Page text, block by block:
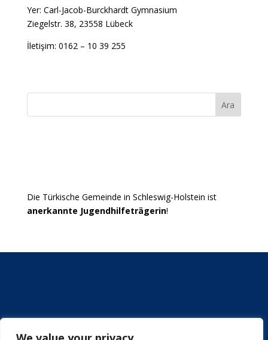
Yer: Carl-Jacob-Burckhardt Gymnasium
Ziegelstr. 38, 23558 Lübeck
İletişim: 0162 – 10 39 255
Ara
Die Türkische Gemeinde in Schleswig-Holstein ist
anerkannte Jugendhilfeträgerin!